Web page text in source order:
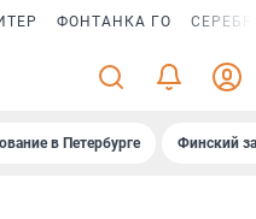
ФОНТАНКА ГО
в Петербурге Финский